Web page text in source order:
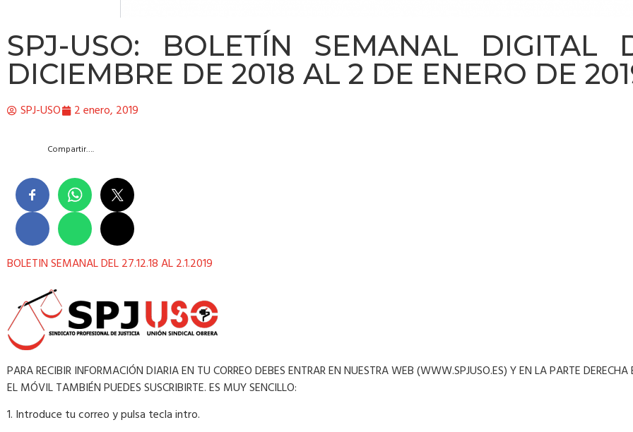
SPJ-USO: BOLETÍN SEMANAL DIGITAL
DICIEMBRE DE 2018 AL 2 DE ENERO DE
SPJ-USO 2 enero, 2019
Compartir….
BOLETIN SEMANAL DEL 27.12.18 AL 2.1.2019
PARA RECIBIR INFORMACIÓN DIARIA EN TU CORREO DEBES ENTRAR EN NUESTRA WEB (WWW.SPJUSO.ES) Y EN LA PARTE
EL MÓVIL TAMBIÉN PUEDES SUSCRIBIRTE. ES MUY SENCILLO:
1. Introduce tu correo y pulsa tecla intro.